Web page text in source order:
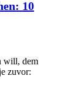
10
will, dem
zuvor: